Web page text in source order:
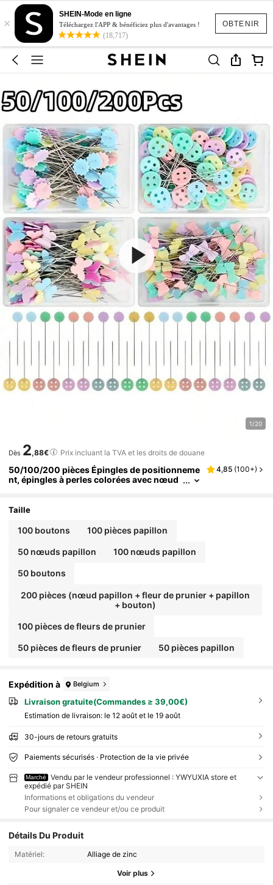
OBTENIR
×
SHEIN-Mode en ligne
Téléchargez l'APP & bénéficiez plus d'avantages !
(18,717)
1/20
Dès 2,88€ Prix incluant la TVA et les droits de douane
50/100/200 pièces Épingles de positionneme
nt, épingles à perles colorées avec nœud
4,85 (100+)
Taille
100 boutons 100 pièces papillon
50 nœuds papillon 100 nœuds papillon
50 boutons
200 pièces (nœud papillon + fleur de prunier + papillon
+ bouton)
100 pièces de fleurs de prunier
50 pièces de fleurs de prunier 50 pièces papillon
Expédition à Belgium
Livraison gratuite(Commandes ≥ 39,00€)
Estimation de livraison: le 12 août et le 19 août
30-jours de retours gratuits
Paiements sécurisés · Protection de la vie privée
Marché
Vendu par le vendeur professionnel : YWYUXIA store et
expédié par SHEIN
Informations et obligations du vendeur
Pour signaler ce vendeur et/ou ce produit
Détails Du Produit
Matériel: Alliage de zinc
Voir plus